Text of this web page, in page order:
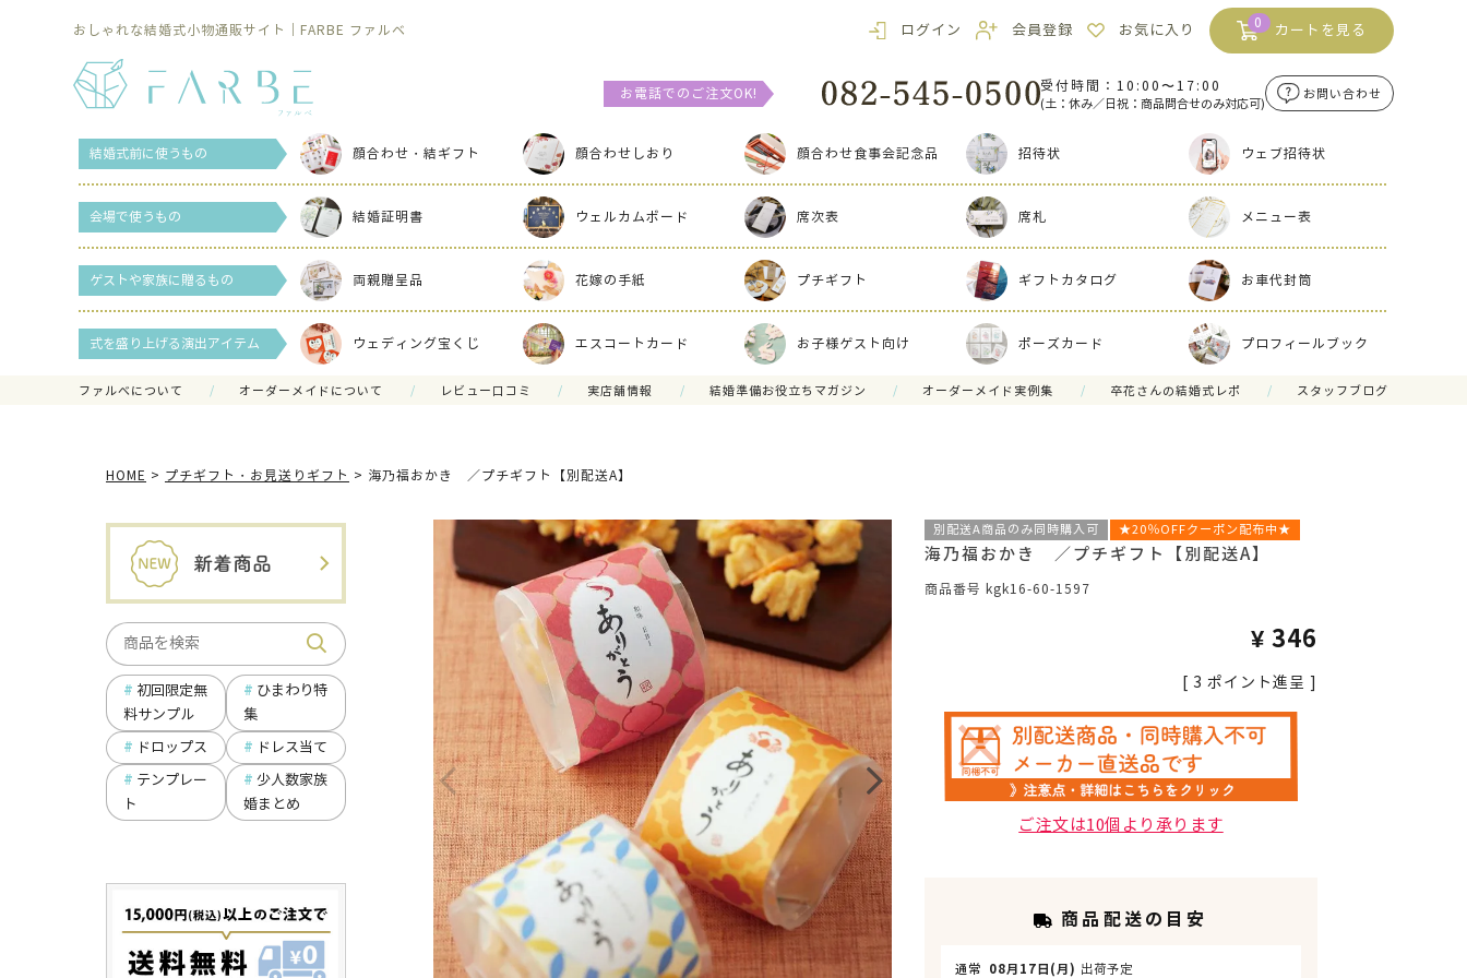
おしゃれな結婚式小物通販サイト｜FARBE ファルベ ログイン 会員登録 お気に入り 0 カートを見る
お電話でのご注文OK! 受付時間：10:00〜17:00
(土：休み／日祝：商品問合せのみ対応可)
お問い合わせ
結婚式前に使うもの 顔合わせ・結ギフト 顔合わせしおり 顔合わせ食事会記念品 招待状 ウェブ招待状
会場で使うもの 結婚証明書 ウェルカムボード 席次表 席札 メニュー表
ゲストや家族に贈るもの 両親贈呈品 花嫁の手紙 プチギフト ギフトカタログ お車代封筒
式を盛り上げる演出アイテム ウェディング宝くじ エスコートカード お子様ゲスト向け ポーズカード プロフィールブック
ファルべについて オーダーメイドについて レビュー口コミ 実店舗情報 結婚準備お役立ちマガジン オーダーメイド実例集 卒花さんの結婚式レポ スタッフブログ
HOME プチギフト・お見送りギフト 海乃福おかき ／プチギフト【別配送A】
初回限定無
料サンプル
ひまわり特
集
ドロップス
ドレス当て
テンプレー
ト
少人数家族
婚まとめ
別配送A商品のみ同時購入可 ★20％OFFクーポン配布中★
海乃福おかき ／プチギフト【別配送A】
商品番号 kgk16-60-1597
¥ 346
[ 3 ポイント進呈 ]
ご注文は10個より承ります
商品配送の目安
通常 08月17日(月) 出荷予定